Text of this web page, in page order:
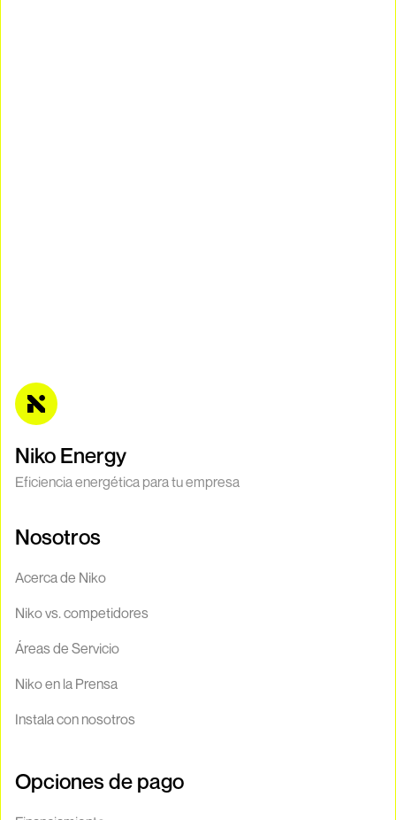
Niko Energy
Eficiencia energética para tu empresa
Nosotros
Acerca de Niko
Niko vs. competidores
Áreas de Servicio
Niko en la Prensa
Instala con nosotros
Opciones de pago